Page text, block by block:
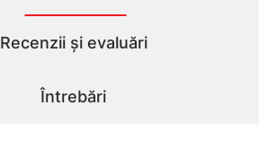
Recenzii și evaluări
Întrebări